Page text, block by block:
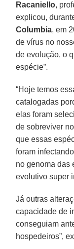
Racaniello,
explicou,
Columbia, em
de vírus no
de evolução, o
espécie”.
“Hoje temos
catalogadas
elas foram
de sobreviver
que essas
foram
no genoma das
evolutivo super
Já outras
capacidade de
conseguiam
hospedeiros”,